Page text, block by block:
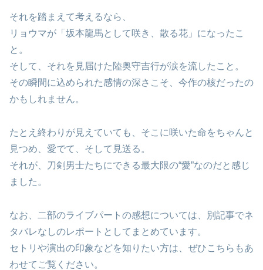
それを踏まえて考えるなら、
リョウマが「坂本龍馬として咲き、散る花」になったこ
と。
そして、それを見届けた陸奥守吉行が涙を流したこと。
その瞬間に込められた感情の深さこそ、今作の核だったの
かもしれません。
たとえ終わりが見えていても、そこに咲いた命をちゃんと
見つめ、愛でて、そして見送る。
それが、刀剣男士たちにできる最大限の“愛”なのだと感じ
ました。
なお、二部のライブパートの感想については、別記事でネ
タバレなしのレポートとしてまとめています。
セトリや演出の印象などを知りたい方は、ぜひこちらもあ
わせてご覧ください。